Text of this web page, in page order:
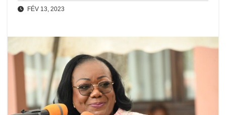
FÉV 13, 2023